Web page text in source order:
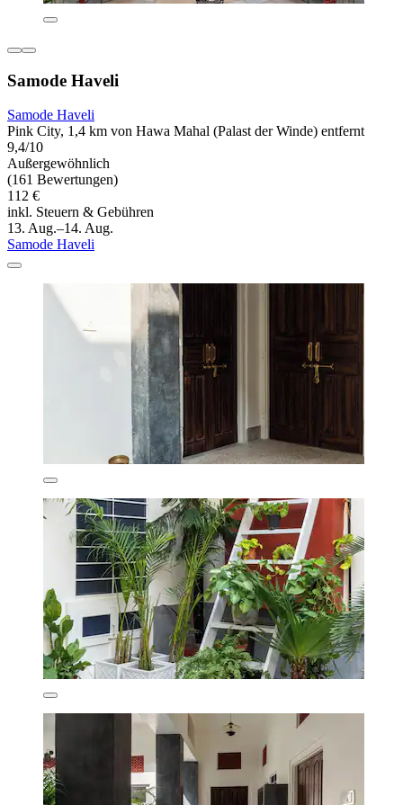
Samode Haveli
Samode Haveli
Pink City, 1,4 km von Hawa Mahal (Palast der Winde) entfernt
9,4/10
Außergewöhnlich
(161 Bewertungen)
112 €
inkl. Steuern & Gebühren
13. Aug.–14. Aug.
Samode Haveli